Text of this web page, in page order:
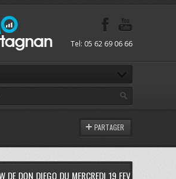
Tel: 05 62 69 06 66
PARTAGER
DE DON DIEGO DU MERCREDI 19 FEVRIER 2014 A